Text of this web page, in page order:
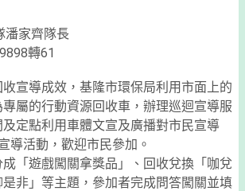
潘家齊隊長
轉61
宣導成效，基隆市環保局利用市面上的
屬的行動資源回收車，辦理巡迴宣導服
定點利用車體文宣及廣播對市民宣導
導活動，歡迎市民參加。
「遊戲闖關拿獎品」、回收兌換「咖兌
非」等主題，參加者完成問答闖關並填